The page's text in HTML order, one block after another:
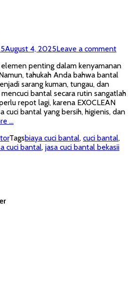
August 4, 2025Leave a comment
penting dalam kenyamanan
tahukah Anda bahwa bantal
sarang kuman, tungau, dan
bantal secara rutin sangatlah
repot lagi, karena EXOCLEAN
cuci bantal yang bersih, higienis, dan
…
Tagsbiaya cuci bantal, cuci bantal,
cuci bantal, jasa cuci bantal bekasii